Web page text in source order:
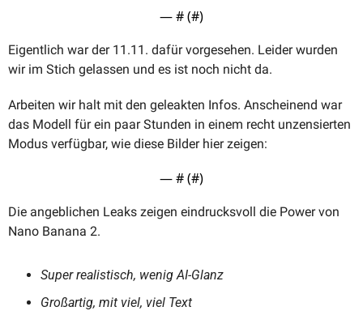
— # (#)
Eigentlich war der 11.11. dafür vorgesehen. Leider wurden
wir im Stich gelassen und es ist noch nicht da.
Arbeiten wir halt mit den geleakten Infos. Anscheinend war
das Modell für ein paar Stunden in einem recht unzensierten
Modus verfügbar, wie diese Bilder hier zeigen:
— # (#)
Die angeblichen Leaks zeigen eindrucksvoll die Power von
Nano Banana 2.
Super realistisch, wenig AI-Glanz
Großartig, mit viel, viel Text